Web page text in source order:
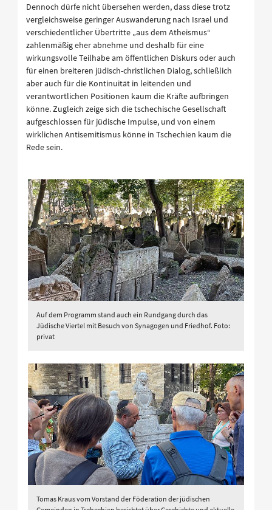
Dennoch dürfe nicht übersehen werden, dass diese trotz
vergleichsweise geringer Auswanderung nach Israel und
verschiedentlicher Übertritte „aus dem Atheismus“
zahlenmäßig eher abnehme und deshalb für eine
wirkungsvolle Teilhabe am öffentlichen Diskurs oder auch
für einen breiteren jüdisch-christlichen Dialog, schließlich
aber auch für die Kontinuität in leitenden und
verantwortlichen Positionen kaum die Kräfte aufbringen
könne. Zugleich zeige sich die tschechische Gesellschaft
aufgeschlossen für jüdische Impulse, und von einem
wirklichen Antisemitismus könne in Tschechien kaum die
Rede sein.
Auf dem Programm stand auch ein Rundgang durch das
Jüdische Viertel mit Besuch von Synagogen und Friedhof. Foto:
privat
Tomas Kraus vom Vorstand der Föderation der jüdischen